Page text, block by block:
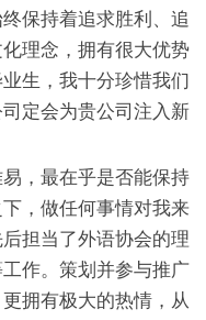
保持着追求胜利、追
理念，拥有很大优势
生，我十分珍惜我们
定会为贵公司注入新
，最在乎是否能保持
，做任何事情对我来
担当了外语协会的理
作。策划并参与推广
拥有极大的热情，从